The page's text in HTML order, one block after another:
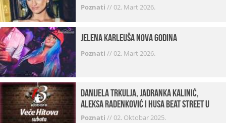
Poznati //02. Mart 2026.
Jelena Karleuša Nova godina
Poznati //02. Mart 2026.
Danijela Trkulja, Jadranka Kalinić,
Aleksa Radenković i Husa Beat Street u
Kabareu 13
Poznati //02. Oktobar 2025.